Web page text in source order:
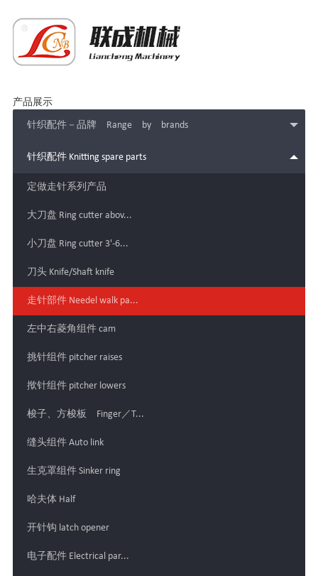
产品展示
针织配件－品牌 Range by brands
针织配件 Knitting spare parts
定做走针系列产品
大刀盘 Ring cutter abov...
小刀盘 Ring cutter 3'-6...
刀头 Knife/Shaft knife
走针部件 Needel walk pa...
左中右菱角组件 cam
挑针组件 pitcher raises
揿针组件 pitcher lowers
梭子、方梭板 Finger／T...
缝头组件 Auto link
生克罩组件 Sinker ring
哈夫体 Half
开针钩 latch opener
电子配件 Electrical par...